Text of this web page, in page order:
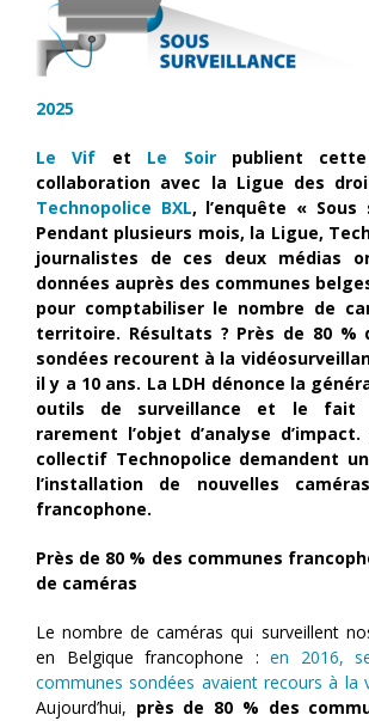
2025
Le Vif et Le Soirpublient cette
collaboration avec la Ligue des
Technopolice BXL, l’enquête « Sous
Pendant plusieurs mois, la Ligue,
journalistes de ces deux médias
données auprès des communes
pour comptabiliser le nombre de
territoire. Résultats ? Près de 80 %
sondées recourent à la
il y a 10 ans. La LDH dénonce la
outils de surveillance et le fait
rarement l’objet d’analyse
collectif Technopolice demandent
l’installation de nouvelles
francophone.
Près de 80 % des communes
de caméras
Le nombre de caméras qui surveillent
en Belgique francophone :en 2016,
communes sondées avaient recours à la
Aujourd’hui, près de 80 % des